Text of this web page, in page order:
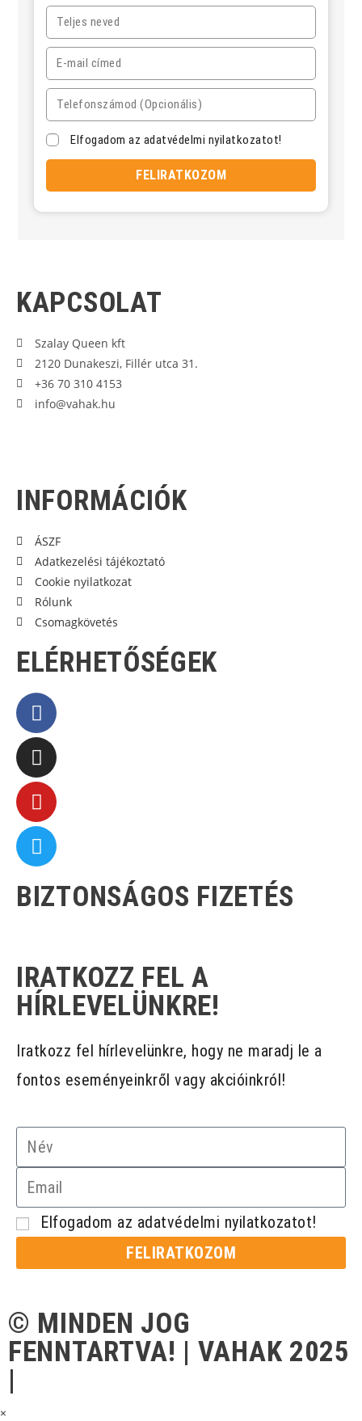
Elfogadom az adatvédelmi nyilatkozatot!
FELIRATKOZOM
KAPCSOLAT
Szalay Queen kft
2120 Dunakeszi, Fillér utca 31.
+36 70 310 4153
info@vahak.hu
INFORMÁCIÓK
ÁSZF
Adatkezelési tájékoztató
Cookie nyilatkozat
Rólunk
Csomagkövetés
ELÉRHETŐSÉGEK
BIZTONSÁGOS FIZETÉS
IRATKOZZ FEL A
HÍRLEVELÜNKRE!
Iratkozz fel hírlevelünkre, hogy ne maradj le a
fontos eseményeinkről vagy akcióinkról!
Elfogadom az adatvédelmi nyilatkozatot!
FELIRATKOZOM
© MINDEN JOG
FENNTARTVA! | VAHAK 2025
|
×